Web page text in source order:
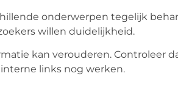
onderwerpen tegelijk
willen duidelijkheid.
kan verouderen. Controleer
links nog werken.